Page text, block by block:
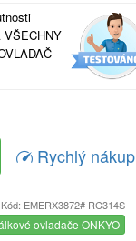
VŠECHNY
Rychlý nákup
Kód: EMERX3872# RC314S
ovladače ONKYO